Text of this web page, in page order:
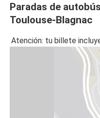
Paradas de
Toulouse-Blagnac
Atención: tu billete